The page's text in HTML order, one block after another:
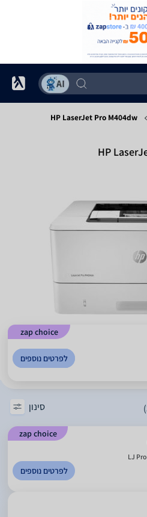
HP LaserJet Pro M404dw
zap choice
לפרטים נוספים
סינון
zap choice
לפרטים נוספים